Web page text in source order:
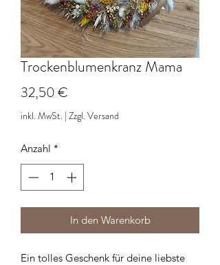
Trockenblumenkranz Mama
32,50 €
inkl. MwSt. | Zzgl. Versand
Anzahl *
In den Warenkorb
Ein tolles Geschenk für deine liebste